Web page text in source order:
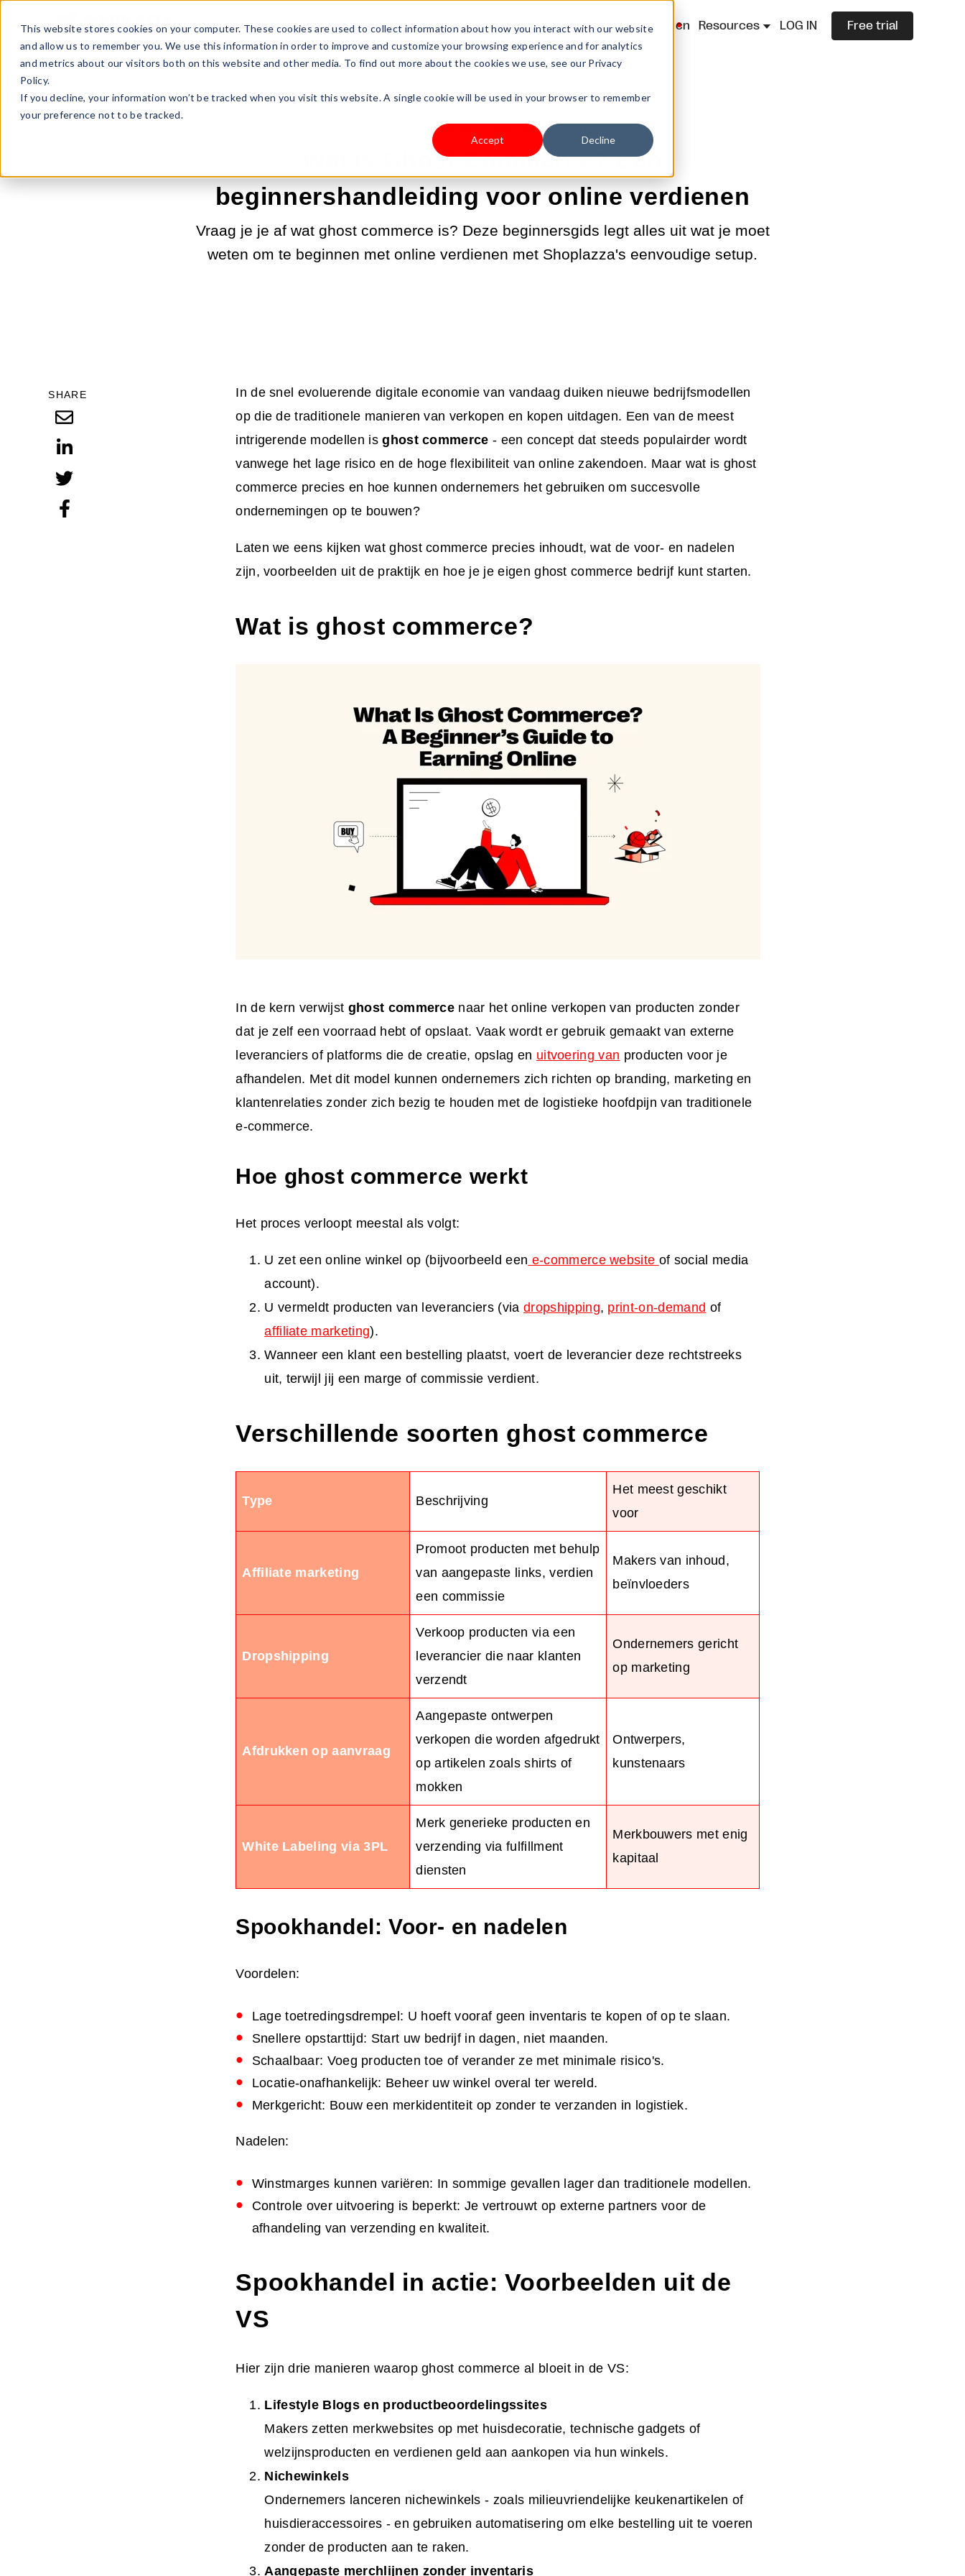
This website stores cookies on your computer. These cookies are used to collect information about how you interact with our website
and allow us to remember you. We use this information in order to improve and customize your browsing experience and for analytics
and metrics about our visitors both on this website and other media. To find out more about the cookies we use, see our Privacy
Policy.
If you decline, your information won’t be tracked when you visit this website. A single cookie will be used in your browser to remember
your preference not to be tracked.
Accept Decline
Sell Online Business Type Pricing Shoplazza.cn Resources LOG IN Free trial
6-MEI-2025 2:00:00 | START EEN BEDRIJF
Wat is Ghost Commerce? Een
beginnershandleiding voor online verdienen
Vraag je je af wat ghost commerce is? Deze beginnersgids legt alles uit wat je moet
weten om te beginnen met online verdienen met Shoplazza's eenvoudige setup.
SHARE
In de snel evoluerende digitale economie van vandaag duiken nieuwe bedrijfsmodellen
op die de traditionele manieren van verkopen en kopen uitdagen. Een van de meest
intrigerende modellen isghost commerce - een concept dat steeds populairder wordt
vanwege het lage risico en de hoge flexibiliteit van online zakendoen. Maar wat is ghost
commerce precies en hoe kunnen ondernemers het gebruiken om succesvolle
ondernemingen op te bouwen?
Laten we eens kijken wat ghost commerce precies inhoudt, wat de voor- en nadelen
zijn, voorbeelden uit de praktijk en hoe je je eigen ghost commerce bedrijf kunt starten.
Wat is ghost commerce?
In de kern verwijst ghost commerce naar het online verkopen van producten zonder
dat je zelf een voorraad hebt of opslaat. Vaak wordt er gebruik gemaakt van externe
leveranciers of platforms die de creatie, opslag en uitvoering van producten voor je
afhandelen. Met dit model kunnen ondernemers zich richten op branding, marketing en
klantenrelaties zonder zich bezig te houden met de logistieke hoofdpijn van traditionele
e-commerce.
Hoe ghost commerce werkt
Het proces verloopt meestal als volgt:
U zet een online winkel op (bijvoorbeeld een e-commerce website of social media
account).
U vermeldt producten van leveranciers (via dropshipping, print-on-demand of
affiliate marketing).
Wanneer een klant een bestelling plaatst, voert de leverancier deze rechtstreeks
uit, terwijl jij een marge of commissie verdient.
Verschillende soorten ghost commerce
Type Beschrijving
Het meest geschikt
voor
Affiliate marketing
Promoot producten met behulp
van aangepaste links, verdien
een commissie
Makers van inhoud,
beïnvloeders
Dropshipping
Verkoop producten via een
leverancier die naar klanten
verzendt
Ondernemers gericht
op marketing
Afdrukken op aanvraag
Aangepaste ontwerpen
verkopen die worden afgedrukt
op artikelen zoals shirts of
mokken
Ontwerpers,
kunstenaars
White Labeling via 3PL
Merk generieke producten en
verzending via fulfillment
diensten
Merkbouwers met enig
kapitaal
Spookhandel: Voor- en nadelen
Voordelen:
Lage toetredingsdrempel: U hoeft vooraf geen inventaris te kopen of op te slaan.
Snellere opstarttijd: Start uw bedrijf in dagen, niet maanden.
Schaalbaar: Voeg producten toe of verander ze met minimale risico's.
Locatie-onafhankelijk: Beheer uw winkel overal ter wereld.
Merkgericht: Bouw een merkidentiteit op zonder te verzanden in logistiek.
Nadelen:
Winstmarges kunnen variëren: In sommige gevallen lager dan traditionele modellen.
Controle over uitvoering is beperkt: Je vertrouwt op externe partners voor de
afhandeling van verzending en kwaliteit.
Spookhandel in actie: Voorbeelden uit de
VS
Hier zijn drie manieren waarop ghost commerce al bloeit in de VS:
Lifestyle Blogs en productbeoordelingssites
Makers zetten merkwebsites op met huisdecoratie, technische gadgets of
welzijnsproducten en verdienen geld aan aankopen via hun winkels.
Nichewinkels
Ondernemers lanceren nichewinkels - zoals milieuvriendelijke keukenartikelen of
huisdieraccessoires - en gebruiken automatisering om elke bestelling uit te voeren
zonder de producten aan te raken.
Aangepaste merchlijnen zonder inventaris